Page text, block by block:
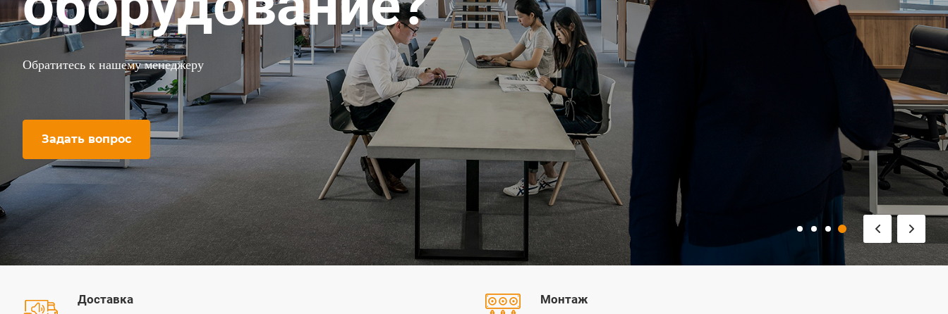
Мы знаем, как решить вашу задачу
Задать вопрос
Доставка Монтаж